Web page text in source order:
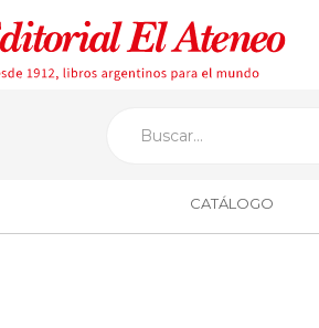
CATÁLOGO